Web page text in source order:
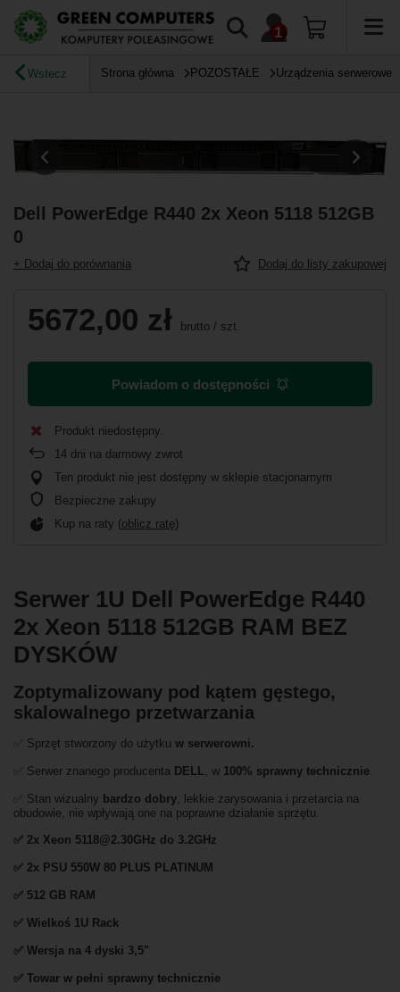
Wstecz Strona główna POZOSTAŁE Urządzenia serwerowe
Dell PowerEdge R440 2x Xeon 5118 512GB
0
+ Dodaj do porównania Dodaj do listy zakupowej
5672,00 zł brutto / szt.
Powiadom o dostępności
Produkt niedostępny
14 dni na darmowy zwrot
Ten produkt nie jest dostępny w sklepie stacjonarnym
Bezpieczne zakupy
Kup na raty (oblicz ratę)
Serwer 1U Dell PowerEdge R440
2x Xeon 5118 512GB RAM BEZ
DYSKÓW
Zoptymalizowany pod kątem gęstego,
skalowalnego przetwarzania
✅ Sprzęt stworzony do użytku w serwerowni.
✅ Serwer znanego producenta DELL, w 100% sprawny technicznie.
✅ Stan wizualny bardzo dobry,
lekkie zarysowania i przetarcia na
obudowie, nie wpływają one na poprawne działanie sprzętu.
✅ 2x Xeon 5118@2.30GHz do 3.2GHz
✅ 2x PSU 550W 80 PLUS PLATINUM
✅ 512 GB RAM
✅ Wielkoś 1U Rack
✅ Wersja na 4 dyski 3,5"
✅ Towar w pełni sprawny technicznie